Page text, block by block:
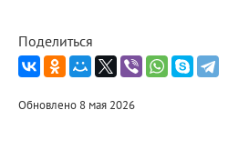
Поделиться
Обновлено 8 мая 2026